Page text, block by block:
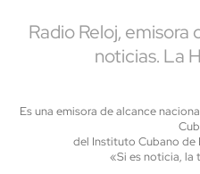
Radio Reloj, emisora
noticias. La
Es una emisora de alcance
del Instituto Cubano de
«Si es noticia, la